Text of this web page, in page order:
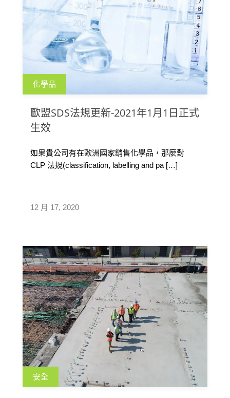
化學品
歐盟SDS法規更新-2021年1月1日正式
生效
12 月 17, 2020
如果貴公司有在歐洲國家銷售化學品，那麼對
CLP 法規(classification, labelling and pa […]
安全